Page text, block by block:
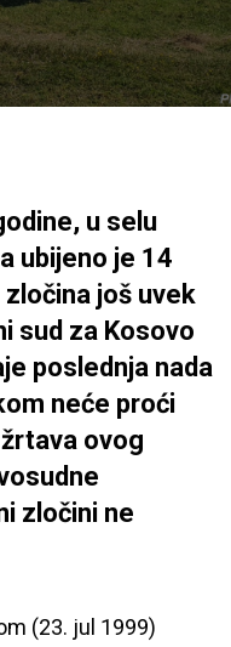
u selu
ubijeno je 14
još uvek
sud za Kosovo
poslednja nada
neće proći
ovog
zločini ne
(23. jul 1999)